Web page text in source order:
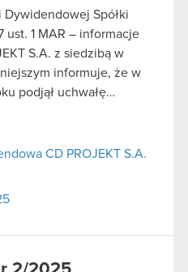
Dywidendowej Spółki
ust. 1 MAR – informacje
S.A. z siedzibą w
informuje, że w
podjął uchwałę…
CD PROJEKT S.A.